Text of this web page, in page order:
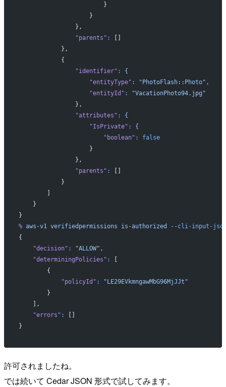
                        }
                    }
                },
                "parents"
:
            },
            {
                "identifier"
:
{
                    "entityType"
:
"PhotoFlash::Photo",
                    "entityId"
:
"VacationPhoto94.jpg"
                },
                "attributes"
:
{
                    "IsPrivate"
:
{
                        "boolean"
:
false
                    }
                },
                "parents"
:
            }
    }
}
% aws-v1 verifiedpermissions is-authorized
--cli-input-
{
    "decision"
:
"ALLOW",
    "determiningPolicies"
:
        {
            "policyId"
:
"LE29EVkmngawMbG96MjJJt"
        }
    ],
    "errors"
:
}
許可されましたね。
では続いて Cedar JSON 形式で試してみます。